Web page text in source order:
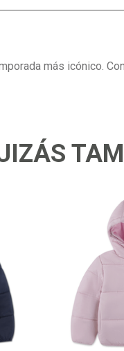
más icónico.